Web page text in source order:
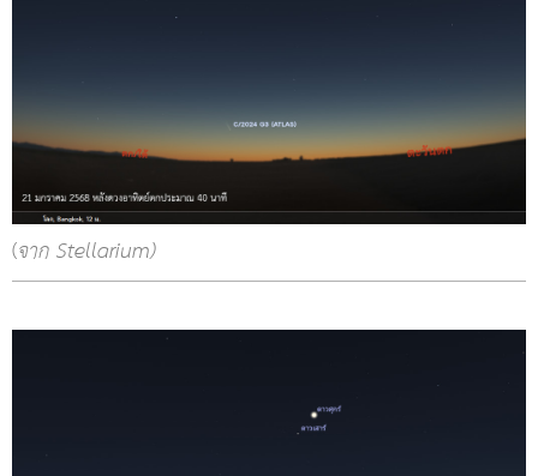
(จาก Stellarium)